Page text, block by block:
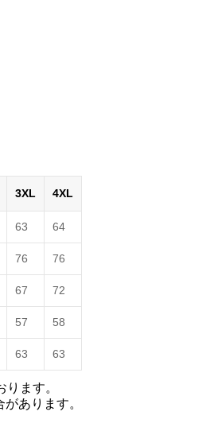
3XL 4XL
63 64
76 76
67 72
57 58
63 63
ます。
あります。